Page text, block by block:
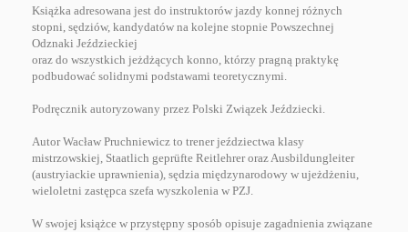
Książka adresowana jest do instruktorów jazdy konnej różnych
stopni, sędziów, kandydatów na kolejne stopnie Powszechnej
Odznaki Jeździeckiej
oraz do wszystkich jeżdżących konno, którzy pragną praktykę
podbudować solidnymi podstawami teoretycznymi.
Podręcznik autoryzowany przez Polski Związek Jeździecki.
Autor Wacław Pruchniewicz to trener jeździectwa klasy
mistrzowskiej, Staatlich geprüfte Reitlehrer oraz Ausbildungleiter
(austryiackie uprawnienia), sędzia międzynarodowy w ujeżdżeniu,
wieloletni zastępca szefa wyszkolenia w PZJ.
W swojej książce w przystępny sposób opisuje zagadnienia związane